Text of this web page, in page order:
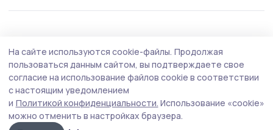
Клуб «Тепло маминых рук» открыли в
Мичуринском округе
Клуб стал седьмой площадкой, созданной в
муниципалитетах Тамбовской области по инициативе
филиала фонда «Защитники Отечества».
На сайте используются cookie-файлы. Продолжая
пользоваться данным сайтом, вы подтверждаете свое
согласие на использование файлов cookie в соответствии
с настоящим уведомлением
и Политикой конфиденциальности. Использование «cookie»
можно отменить в настройках браузера.